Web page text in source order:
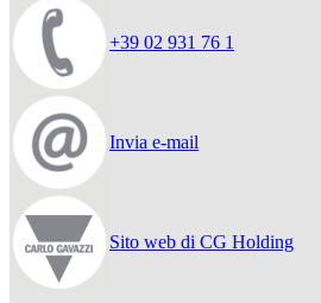
+39 02 931 76 1
Invia e-mail
Sito web di CG Holding